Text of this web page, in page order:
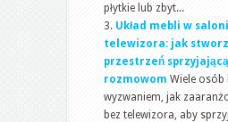
płytkie lub zbyt...
Układ mebli w
telewizora: jak
przestrzeń
rozmowom Wiele osób
wyzwaniem, jak
bez telewizora, aby